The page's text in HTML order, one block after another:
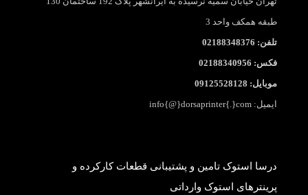
طبقه همکف واحد 3
تلفن: 02188348376
فکس: 02188340956
موبایل: 09125528128
ایمیل: info{@}dorsaprinter{.}com
درسا استوک تامین و پشتیبانی قطعات کارکرده و
پرینترهای استوک وارداتی